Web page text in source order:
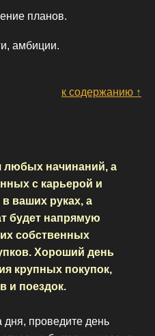
планов.
амбиции.
к содержанию ↑
любых начинаний, а
с карьерой и
ваших руках, а
будет напрямую
собственных
Хороший день
крупных покупок,
и поездок.
дня, проведите день